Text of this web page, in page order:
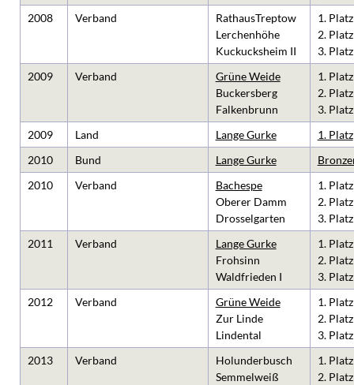
2008
Verband
RathausTreptow
Lerchenhöhe
Kuckucksheim II
1. Platz
2. Platz
3. Platz
2009
Verband
Grüne Weide
Buckersberg
Falkenbrunn
1. Platz
2. Platz
3. Platz
2009
Land Lange Gurke
1. Platz
2010
Bund Lange Gurke
2010
Verband
Bachespe
Oberer Damm
Drosselgarten
1. Platz
2. Platz
3. Platz
2011
Verband
Lange Gurke
Frohsinn
Waldfrieden I
1. Platz
2. Platz
3. Platz
2012
Verband
Grüne Weide
Zur Linde
Lindental
1. Platz
2. Platz
3. Platz
2013
Verband
Holunderbusch
Semmelweiß
1. Platz
2. Platz